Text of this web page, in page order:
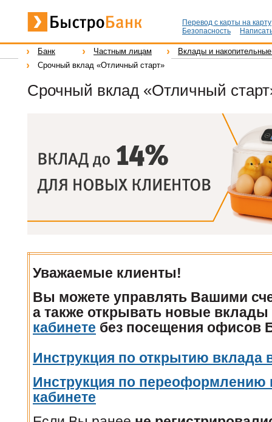
Перевод с карты на карту
Безопасность
Банк Частным лицам
Вклады и
Срочный вклад «Отличный старт»
Срочный вклад «Отличный
Уважаемые клиенты!
Вы можете управлять Вашими
а также открывать новые
кабинете без посещения офисов
Инструкция по открытию вклада
Инструкция по переоформлению
кабинете